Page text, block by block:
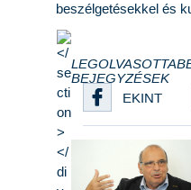
beszélgetésekkel és
BEJEGYZÉSEK
EKINT